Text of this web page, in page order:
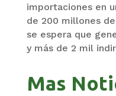
importaciones en
de 200 millones
se espera que
y más de 2 mil
Mas